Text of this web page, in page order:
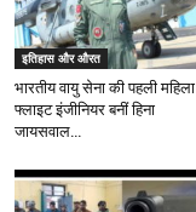
इतिहास और औरत
भारतीय वायु सेना की पहली महिला
फ्लाइट इंजीनियर बनीं हिना
जायसवाल…